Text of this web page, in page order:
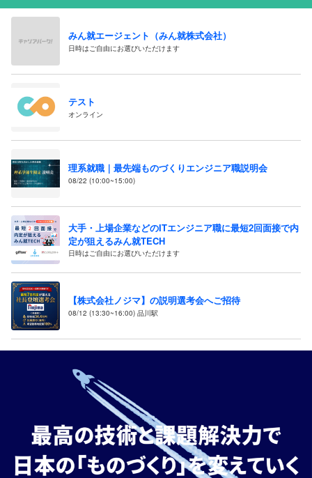
みん就エージェント（みん就株式会社）
日時はご自由にお選びいただけます
テスト
オンライン
理系就職｜最先端ものづくりエンジニア職説明会
08/22 (10:00~15:00)
大手・上場企業などのITエンジニア職に最短2回面接で内
定が狙えるみん就TECH
日時はご自由にお選びいただけます
【株式会社ノジマ】の説明選考会へご招待
08/12 (13:30~16:00) 品川駅